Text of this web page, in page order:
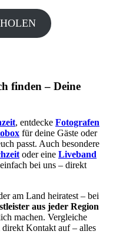
finden – Deine
, entdecke Fotografen
für deine Gäste oder
passt. Auch besondere
oder eine Liveband
bei uns – direkt
am Land heiratest – bei
aus jeder Region
machen. Vergleiche
Kontakt auf – alles